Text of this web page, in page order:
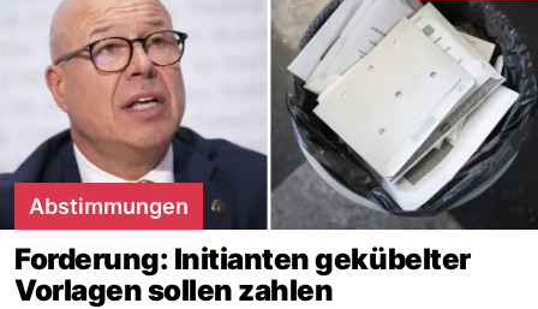
Abstimmungen
Forderung: Initianten gekübelter
Vorlagen sollen zahlen